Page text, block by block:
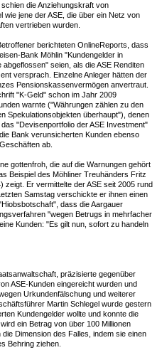
die Anziehungskraft von
wie jene der ASE, die über ein Netz von
vertrieben wurden.
berichteten OnlineReports, dass
Bank Möhlin "Kundengelder in
abgeflossen" seien, als die ASE Renditen
versprach. Einzelne Anleger hätten der
Pensionskassenvermögen anvertraut.
"K-Geld" schon im Jahr 2009
warnte ("Währungen zählen zu den
Spekulationsobjekten überhaupt"), denen
das "Devisenportfolio der ASE Investment"
Bank verunsicherten Kunden ebenso
ab.
gottenfroh, die auf die Warnungen gehört
Beispiel des Möhliner Treuhänders Fritz
zeigt. Er vermittelte der ASE seit 2005 rund
Samstag verschickte er ihnen einen
dass die Aargauer
"wegen Betrugs in mehrfacher
Kunden: "Es gilt nun, sofort zu handeln
präzisierte gegenüber
ASE-Kunden eingereicht wurden und
Urkundenfälschung und weiterer
Martin Schlegel wurde gestern
Kundengelder wollte und konnte die
ein Betrag von über 100 Millionen
Dimension des Falles, indem sie einen
Behring ziehen.